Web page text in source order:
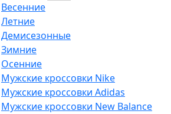
Весенние
Летние
Демисезонные
Зимние
Осенние
Мужские кроссовки Nike
Мужские кроссовки Adidas
Мужские кроссовки New Balance